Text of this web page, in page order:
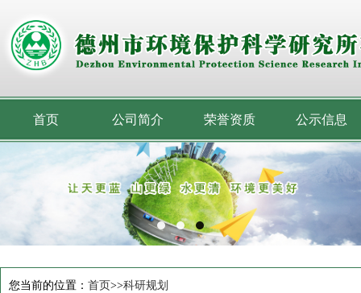
首页 公司简介 荣誉资质 公示信息
您当前的位置： 首页>>科研规划